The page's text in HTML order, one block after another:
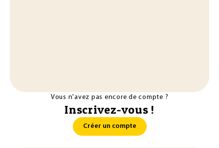
Vous n'avez pas encore de compte ?
Inscrivez-vous !
Créer un compte